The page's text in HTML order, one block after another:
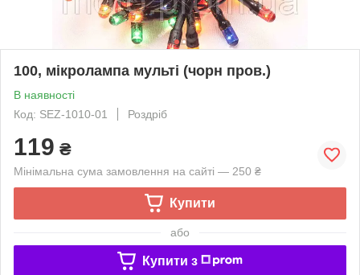
100, мікролампа мульті (чорн пров.)
В наявності
Код: SEZ-1010-01
Роздріб
119 ₴
Мінімальна сума замовлення на сайті — 250 ₴
Купити
або
Купити з